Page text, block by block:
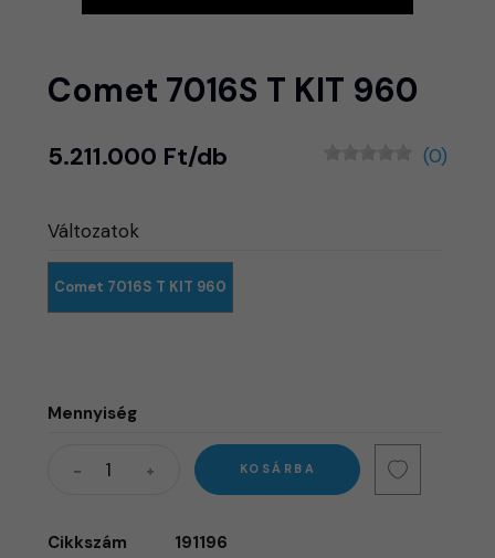
Comet 7016S T KIT 960
5.211.000 Ft/db (0)
Változatok
Comet 7016S T KIT 960
Mennyiség
KOSÁRBA
Cikkszám
191196